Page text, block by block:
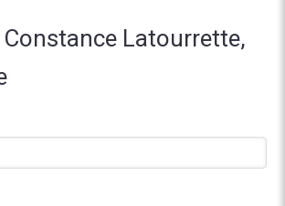
Latourrette,